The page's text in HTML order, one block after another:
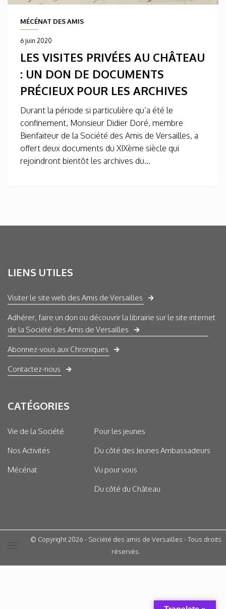
MÉCÉNAT DES AMIS
6 juin 2020
LES VISITES PRIVÉES AU CHÂTEAU
: UN DON DE DOCUMENTS
PRÉCIEUX POUR LES ARCHIVES
Durant la période si particulière qu’a été le
confinement, Monsieur Didier Doré, membre
Bienfaiteur de la Société des Amis de Versailles, a
offert deux documents du XIXème siècle qui
rejoindront bientôt les archives du...
LIENS UTILES
Visiter le site web des Amis de Versailles
Adhérer, faire un don ou découvrir la librairie sur le site internet
de la Société des Amis de Versailles
Abonnez-vous aux Chroniques
Contactez-nous
CATÉGORIES
Vie de la Société
Nos Activités
Mécénat
Pour les jeunes
Du côté des Jeunes Ambassadeurs
Vu pour vous
Du côté du Château
© Copyright 2026 - Société des amis de Versailles - Tous droits
réservés.